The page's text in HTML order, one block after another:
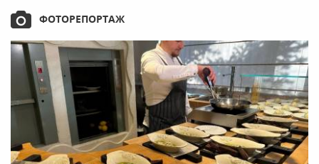
ФОТОРЕПОРТАЖ